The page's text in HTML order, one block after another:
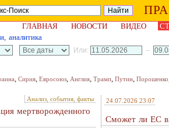
ГЛАВНАЯ НОВОСТИ ВИДЕО
аналитика
Или: –
, Сирия, Евросоюз, Англия, Трамп, Путин, Порошенко
Анализ, события, факты
мертворожденного
24.07.2026 23:07
Сможет ли ЕС